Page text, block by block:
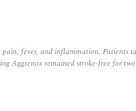
fever, and inflammation. Patients
Aggrenox remained stroke-free for